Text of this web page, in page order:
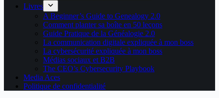
Livres
A Beginner’s Guide to Genealogy 2.0
Comment planter sa boîte en 50 leçons
Guide Pratique de la Généalogie 2.0
La communication digitale expliquée à mon boss
La cybersécurité expliquée à mon boss
Médias sociaux et B2B
The CEO’s Cybersecurity Playbook
Media Aces
Politique de confidentialité